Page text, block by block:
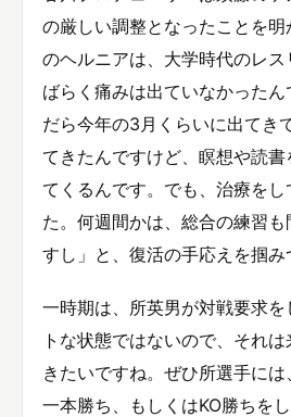
の厳しい調整となったことを
のヘルニアは、大学時代のレ
ばらく痛みは出ていなかった
だら今年の3月くらいに出てき
てきたんですけど、瞑想や読
てくるんです。でも、治療を
た。何週間かは、総合の練習も
すし」と、復活の手応えを掴み
一時期は、所英男が対戦要求
トな状態ではないので、それ
きたいですね。ぜひ所選手に
一本勝ち、もしくはKO勝ちを